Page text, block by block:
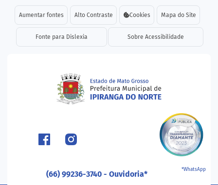
Seção de atalhos e links
Ir para o conteúdo [alt+1]
Ir para o menu [alt+2]
Ir para a busca [alt+3]
Aumentar fontes Alto Contraste Cookies Mapa do Site
Fonte para Dislexia Sobre Acessibilidade
Seção do menu principal
(66) 99236-3740 - Ouvidoria* *WhatsApp